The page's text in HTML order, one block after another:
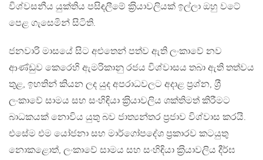
විශ්වසනීය යුක්තිය පසිඳලීමේ ක‍්‍රියාවලියක් ඉල්ලා ඔහු වටේ
පෙළ ගැසෙමින් සිටිති.
ජනවාරි මාසයේ සිට අළුතෙන් පත්ව ඇති ලංකාවේ නව
ආණ්ඩුව කෙරෙහි ඇමරිකානු රජය විශ්වාසය තබා ඇති තත්වය
තුළ, ඉහතින් කියන ලද යුද අපරාධවලට අදාළ ප‍්‍රශ්න, ශ‍්‍රී
ලංකාවේ සාමය සහ සංහිඳියා ක‍්‍රියාවලිය ශක්තිමත් කිරීමට
බාධකයක් නොවිය යුතු බව ජාත්‍යන්තර ප‍්‍රජාව විශ්වාස කරයි.
එසේම එම යෝජනා සහ මාර්ගෝපදේශ ප‍්‍රකාරව කටයුතු
නොකළොත්, ලංකාවේ සාමය සහ සංහිඳියා ක‍්‍රියාවලිය දීර්ඝ